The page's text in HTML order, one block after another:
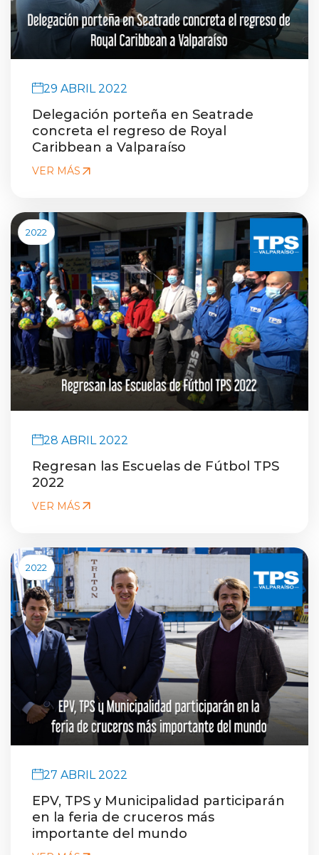
29 ABRIL 2022
Delegación porteña en Seatrade
concreta el regreso de Royal
Caribbean a Valparaíso
VER MÁS
2022
28 ABRIL 2022
Regresan las Escuelas de Fútbol TPS
2022
VER MÁS
2022
27 ABRIL 2022
EPV, TPS y Municipalidad participarán
en la feria de cruceros más
importante del mundo